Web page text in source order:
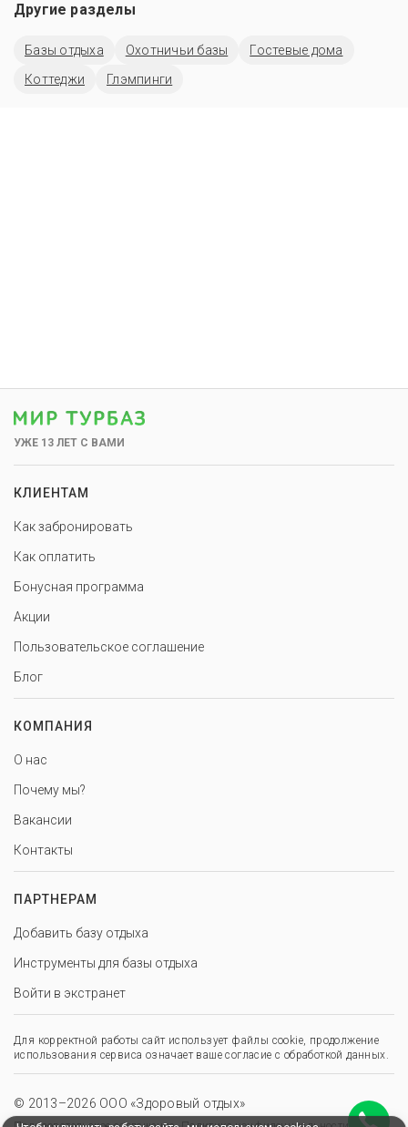
Другие разделы
Базы отдыха Охотничьи базы
Гостевые дома
Коттеджи
Глэмпинги
УЖЕ 13 ЛЕТ С ВАМИ
КЛИЕНТАМ
Как забронировать
Как оплатить
Бонусная программа
Акции
Пользовательское соглашение
Блог
КОМПАНИЯ
О нас
Почему мы?
Вакансии
Контакты
ПАРТНЕРАМ
Добавить базу отдыха
Инструменты для базы отдыха
Войти в экстранет
Для корректной работы сайт использует файлы cookie, продолжение
использования сервиса означает ваше согласие с обработкой данных.
© 2013–2026 ООО «Здоровый отдых»